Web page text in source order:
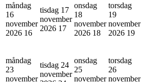
måndag
16
november
2026 16
tisdag 17
november
2026 17
onsdag
18
november
2026 18
torsdag
19
november
2026 19
måndag
23
november
tisdag 24
november
onsdag
25
november
torsdag
26
november